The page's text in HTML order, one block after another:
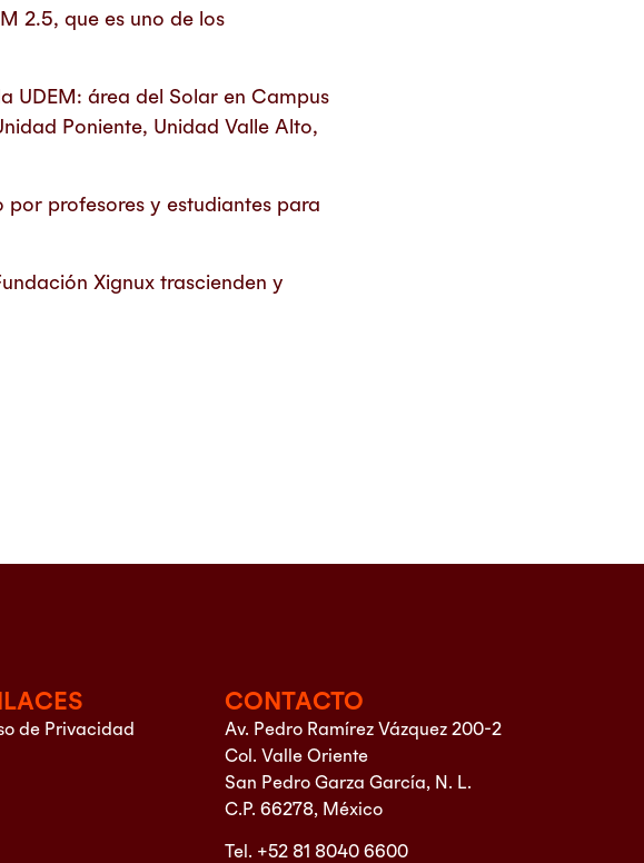
2.5, que es uno de los
UDEM: área del Solar en Campus
Poniente, Unidad Valle Alto,
profesores y estudiantes para
Xignux trascienden y
de Privacidad
CONTACTO
Av. Pedro Ramírez Vázquez 200-2
Col. Valle Oriente
San Pedro Garza García, N. L.
C.P. 66278, México
Tel. +52 81 8040 6600